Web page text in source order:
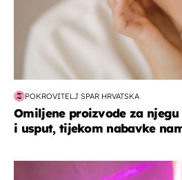
POKROVITELJ SPAR HRVATSKA
Omiljene proizvode za
i usput, tijekom nabavke